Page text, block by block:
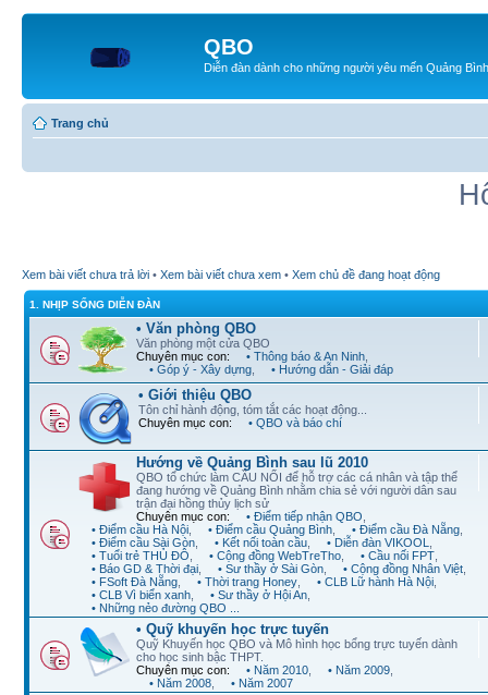
QBO
Diễn đàn dành cho những người yêu mến Quảng Bình
Trang chủ
Xem bài viết chưa trả lời • Xem bài viết chưa xem • Xem chủ đề đang hoạt động
1. NHỊP SỐNG DIỄN ĐÀN
• Văn phòng QBO
Văn phòng một cửa QBO
Chuyên mục con:
• Thông báo & An Ninh
• Góp ý - Xây dựng
• Hướng dẫn - Giải đáp
• Giới thiệu QBO
Tôn chỉ hành động, tóm tắt các hoạt động...
Chuyên mục con:
• QBO và báo chí
Hướng về Quảng Bình sau lũ 2010
QBO tổ chức làm CẦU NỐI để hỗ trợ các cá nhân và tập thể
đang hướng về Quảng Bình nhằm chia sẻ với người dân sau
trận đại hồng thủy lịch sử
Chuyên mục con:
• Điểm tiếp nhận QBO
• Điểm cầu Hà Nội
• Điểm cầu Quảng Bình • Điểm cầu Đà Nẵng
• Điểm cầu Sài Gòn
• Kết nối toàn cầu • Diễn đàn VIKOOL
• Tuổi trẻ THỦ ĐÔ
• Cộng đồng WebTreTho • Cầu nối FPT
• Báo GD & Thời đại
• Sư thầy ở Sài Gòn • Cộng đồng Nhân Việt
• FSoft Đà Nẵng
• Thời trang Honey • CLB Lữ hành Hà Nội
• CLB Vì biển xanh
• Sư thầy ở Hội An
• Những nẻo đường QBO ...
• Quỹ khuyến học trực tuyến
Quỹ Khuyến học QBO và Mô hình học bổng trực tuyến dành
cho học sinh bậc THPT.
Chuyên mục con:
• Năm 2010 • Năm 2009
• Năm 2008
• Năm 2007